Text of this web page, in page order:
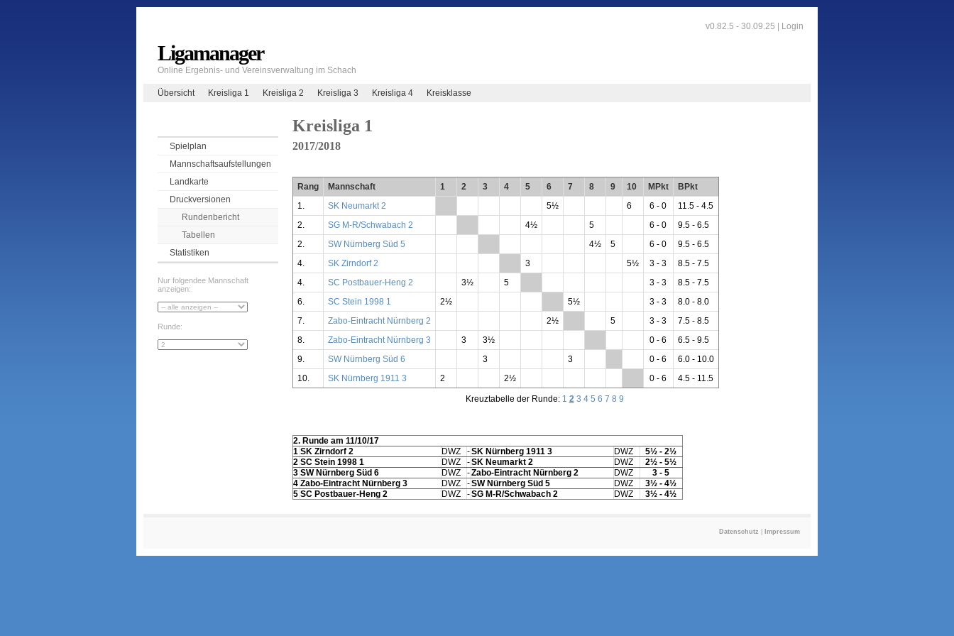
v0.82.5 - 30.09.25 | Login
Ligamanager
Online Ergebnis- und Vereinsverwaltung im Schach
Übersicht Kreisliga 1 Kreisliga 2 Kreisliga 3 Kreisliga 4 Kreisklasse
Spielplan
Mannschaftsaufstellungen
Landkarte
Druckversionen
Rundenbericht
Tabellen
Statistiken
Nur folgendee Mannschaft
anzeigen:
Runde:
Kreisliga 1
2017/2018
Rang Mannschaft 1 2 3 4 5 6 7 8 9 10 MPkt
BPkt
1.
SK Neumarkt 2 5½ 6 6 - 0
11.5 - 4.5
2.
SG M-R/Schwabach 2 4½ 5 6 - 0
9.5 - 6.5
2.
SW Nürnberg Süd 5 4½ 5 6 - 0
9.5 - 6.5
4.
SK Zirndorf 2 3 5½ 3 - 3
8.5 - 7.5
4.
SC Postbauer-Heng 2 3½ 5 3 - 3
8.5 - 7.5
6.
SC Stein 1998 1 2½ 5½ 3 - 3
8.0 - 8.0
7.
Zabo-Eintracht Nürnberg 2 2½ 5 3 - 3
7.5 - 8.5
8.
Zabo-Eintracht Nürnberg 3 3 3½ 0 - 6
6.5 - 9.5
9.
SW Nürnberg Süd 6 3 3 0 - 6
6.0 - 10.0
10.
SK Nürnberg 1911 3 2 2½ 0 - 6 4.5 - 11.5
Kreuztabelle der Runde: 1 2 3 4 5 6 7 8 9
2. Runde am 11/10/17
1 SK Zirndorf 2 DWZ -SK Nürnberg 1911 3 DWZ
5½ - 2½
2 SC Stein 1998 1 DWZ -SK Neumarkt 2 DWZ
2½ - 5½
3 SW Nürnberg Süd 6 DWZ -Zabo-Eintracht Nürnberg 2 DWZ
3 - 5
4 Zabo-Eintracht Nürnberg 3 DWZ -SW Nürnberg Süd 5 DWZ
3½ - 4½
5 SC Postbauer-Heng 2 DWZ -SG M-R/Schwabach 2 DWZ 3½ - 4½
Datenschutz Impressum